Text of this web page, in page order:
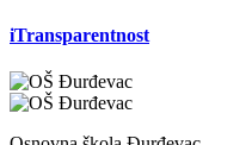
iTransparentnost